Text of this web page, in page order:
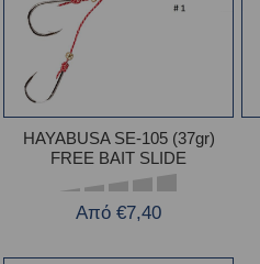
HAYABUSA SE-105 (37gr)
FREE BAIT SLIDE
Από €7,40